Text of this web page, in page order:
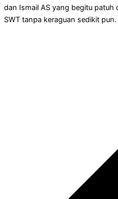
dan Ismail AS yang begitu patuh
SWT tanpa keraguan sedikit pun.